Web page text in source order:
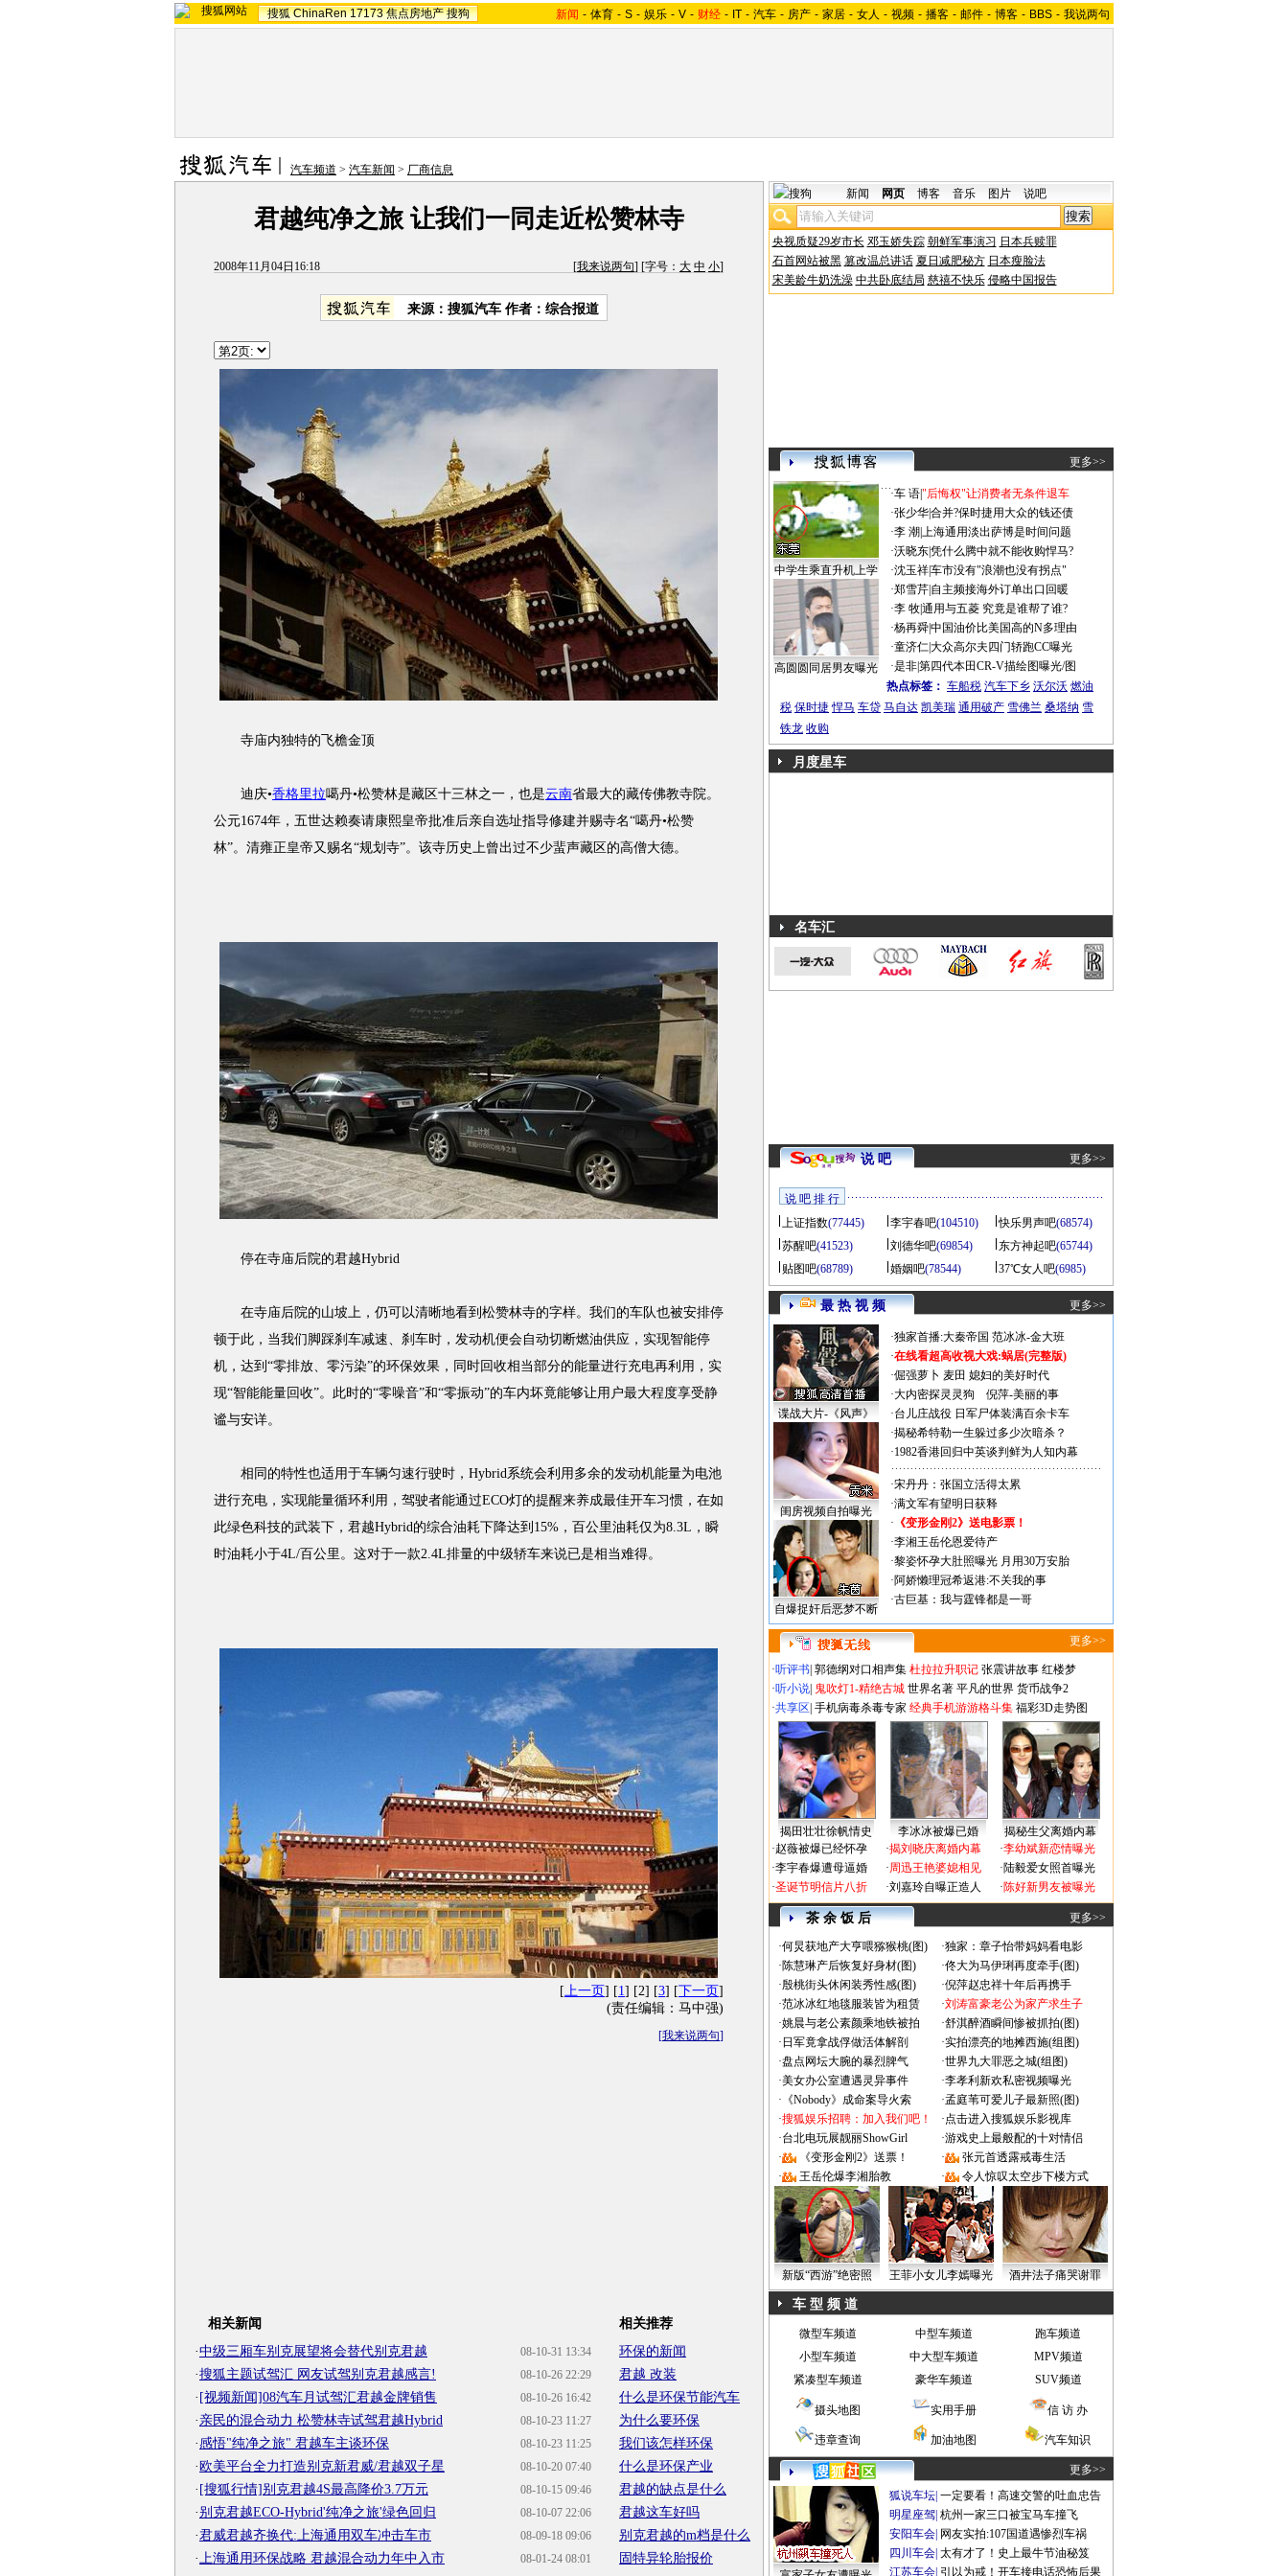
搜狐 ChinaRen 17173 焦点房地产 搜狗 新闻 - 体育 - S - 娱乐 - V - 财经 - IT - 汽车 - 房产 - 家居 - 女人 - 视频 - 播客 - 邮件 - 博客 - BBS - 我说两句
汽车频道 > 汽车新闻 > 厂商信息
君越纯净之旅 让我们一同走近松赞林寺
2008年11月04日16:18 [我来说两句] [字号： 大 中 小]
来源：搜狐汽车 作者：综合报道
寺庙内独特的飞檐金顶
迪庆•香格里拉噶丹•松赞林是藏区十三林之一，也是云南省最大的藏传佛教寺院。
公元1674年，五世达赖奏请康熙皇帝批准后亲自选址指导修建并赐寺名“噶丹•松赞
林”。清雍正皇帝又赐名“规划寺”。该寺历史上曾出过不少蜚声藏区的高僧大德。
停在寺庙后院的君越Hybrid
在寺庙后院的山坡上，仍可以清晰地看到松赞林寺的字样。我们的车队也被安排停
顿于此，当我们脚踩刹车减速、刹车时，发动机便会自动切断燃油供应，实现智能停
机，达到“零排放、零污染”的环保效果，同时回收相当部分的能量进行充电再利用，实
现“智能能量回收”。此时的“零噪音”和“零振动”的车内坏竟能够让用户最大程度享受静
谧与安详。
相同的特性也适用于车辆匀速行驶时，Hybrid系统会利用多余的发动机能量为电池
进行充电，实现能量循环利用，驾驶者能通过ECO灯的提醒来养成最佳开车习惯，在如
此绿色科技的武装下，君越Hybrid的综合油耗下降达到15%，百公里油耗仅为8.3L，瞬
时油耗小于4L/百公里。这对于一款2.4L排量的中级轿车来说已是相当难得。
[上一页] [1] [2] [3] [下一页]
(责任编辑：马中强)
[我来说两句]
相关新闻
08-10-31 13:34
·中级三厢车别克展望将会替代别克君越
08-10-26 22:29
·搜狐主题试驾汇 网友试驾别克君越感言!
08-10-26 16:42
· [视频新闻]08汽车月试驾汇君越金牌销售
08-10-23 11:27
·亲民的混合动力 松赞林寺试驾君越Hybrid
08-10-23 11:25
·感悟"纯净之旅" 君越车主谈环保
08-10-20 07:40
· 欧美平台全力打造别克新君威/君越双子星
08-10-15 09:46
· [搜狐行情]别克君越4S最高降价3.7万元
08-10-07 22:06
·别克君越ECO-Hybrid'纯净之旅'绿色回归
08-09-18 09:06
·君威君越齐换代:上海通用双车冲击车市
08-01-24 08:01
·上海通用环保战略 君越混合动力年中入市
相关推荐
环保的新闻
君越 改装
什么是环保节能汽车
为什么要环保
我们该怎样环保
什么是环保产业
君越的缺点是什么
君越这车好吗
别克君越的m档是什么
固特异轮胎报价
新闻 网页 博客 音乐 图片 说吧
央视质疑29岁市长 邓玉娇失踪 朝鲜军事演习 日本兵赎罪
石首网站被黑 篡改温总讲话 夏日减肥秘方 日本瘦脸法
宋美龄牛奶洗澡 中共卧底结局 慈禧不快乐 侵略中国报告
更多>>
中学生乘直升机上学
高圆圆同居男友曝光
·车 语|"后悔权"让消费者无条件退车
·张少华|合并?保时捷用大众的钱还债
·李 潮 上海通用淡出萨博是时间问题
·沃晓东|凭什么腾中就不能收购悍马?
·沈玉祥|车市没有"浪潮也没有拐点"
·郑雪芹| 自主频接海外订单出口回暖
·李 牧|通用与五菱 究竟是谁帮了谁?
·杨再舜|中国油价比美国高的N多理由
·童济仁|大众高尔夫四门轿跑CC曝光
·是非|第四代本田CR-V描绘图曝光/图
热点标签： 车船税 汽车下乡 沃尔沃 燃油
税 保时捷 悍马 车贷 马自达 凯美瑞 通用破产 雪佛兰 桑塔纳 雪
铁龙 收购
月度星车
名车汇
说 吧 更多>>
说 吧 排 行
上证指数(77445) 李宇春吧(104510) 快乐男声吧(68574)
苏醒吧(41523) 刘德华吧(69854) 东方神起吧(65744)
贴图吧(68789) 婚姻吧(78544) 37℃女人吧(6985)
最 热 视 频 更多>>
谍战大片-《风声》
闺房视频自拍曝光
自爆捉奸后恶梦不断
·独家首播:大秦帝国 范冰冰-金大班
·在线看超高收视大戏:蜗居(完整版)
·倔强萝卜 麦田 媳妇的美好时代
·大内密探灵灵狗
倪萍-美丽的事
·台儿庄战役 日军尸体装满百余卡车
·揭秘希特勒一生躲过多少次暗杀？
·1982香港回归中英谈判鲜为人知内幕
·宋丹丹：张国立活得太累
·满文军有望明日获释
· 《变形金刚2》送电影票！
·李湘王岳伦恩爱待产
·黎姿怀孕大肚照曝光 月用30万安胎
·阿娇懒理冠希返港:不关我的事
·古巨基：我与霆锋都是一哥
更多>>
·听评书 郭德纲对口相声集 杜拉拉升职记 张震讲故事 红楼梦
·听小说 鬼吹灯1-精绝古城 世界名著 平凡的世界 货币战争2
·共享区 手机病毒杀毒专家 经典手机游游格斗集 福彩3D走势图
揭田壮壮徐帆情史 李冰冰被爆已婚
揭秘生父离婚内幕
·赵薇被爆已经怀孕
·李宇春爆遭母逼婚
·圣诞节明信片八折
·揭刘晓庆离婚内幕
·周迅王艳婆媳相见
·刘嘉玲自曝正造人
·李幼斌新恋情曝光
·陆毅爱女照首曝光
·陈好新男友被曝光
茶 余 饭 后 更多>>
·何炅获地产大亨喂猕猴桃(图) ·独家：章子怡带妈妈看电影
·陈慧琳产后恢复好身材(图) ·佟大为马伊琍再度牵手(图)
·殷桃街头休闲装秀性感(图) ·倪萍赵忠祥十年后再携手
·范冰冰红地毯服装皆为租赁 ·刘涛富豪老公为家产求生子
·姚晨与老公素颜乘地铁被拍 ·舒淇醉酒瞬间惨被抓拍(图)
· 日军竟拿战俘做活体解剖 ·实拍漂亮的地摊西施(组图)
·盘点网坛大腕的暴烈脾气 ·世界九大罪恶之城(组图)
·美女办公室遭遇灵异事件 ·李孝利新欢私密视频曝光
· 《Nobody》成命案导火索 ·孟庭苇可爱儿子最新照(图)
·搜狐娱乐招聘：加入我们吧！ ·点击进入搜狐娱乐影视库
·台北电玩展靓丽ShowGirl ·游戏史上最般配的十对情侣
·
《变形金刚2》送票！ ·
张元首透露戒毒生活
·
王岳伦爆李湘胎教 · 令人惊叹太空步下楼方式
新版“西游”绝密照 王菲小女儿李嫣曝光 酒井法子痛哭谢罪
车 型 频 道
微型车频道 中型车频道
跑车频道
小型车频道
中大型车频道
MPV频道
紧凑型车频道
豪华车频道 SUV频道
摄头地图 实用手册 信 访 办
违章查询 加油地图 汽车知识
更多>>
狐说车坛 一定要看！高速交警的吐血忠告
明星座驾 杭州一家三口被宝马车撞飞
安阳车会 网友实拍:107国道遇惨烈车祸
四川车会 太有才了！史上最牛节油秘笈
江苏车会 引以为戒！开车接电话恐怖后果